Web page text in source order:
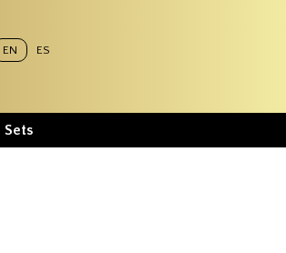
EN ES
Sets